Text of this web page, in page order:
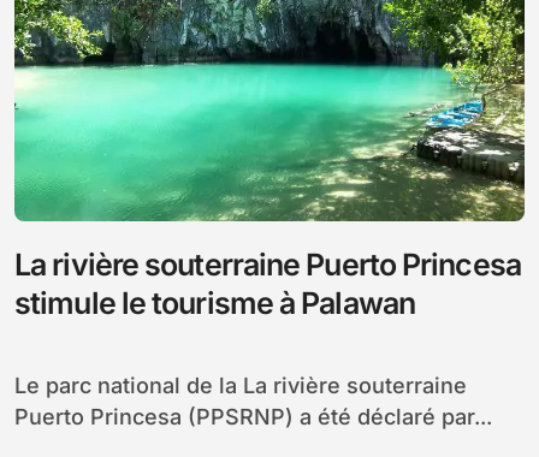
La rivière souterraine Puerto Princesa
stimule le tourisme à Palawan
Le parc national de la La rivière souterraine
Puerto Princesa (PPSRNP) a été déclaré par...